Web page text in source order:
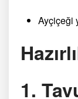
Ayçiçeği
1.